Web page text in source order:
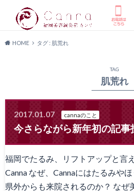
美容鍼灸詳細
店舗のご案内 よくあるご質
患者様の声 メディア実績
HOME タグ : 肌荒れ
TAG
肌荒れ
2017.01.07 cannaのこと
今さらながら新年初の記
福岡でたるみ、リフトアップと言
Canna なぜ、Cannaにはたるみや
県外からも来院されるのか？ なぜ